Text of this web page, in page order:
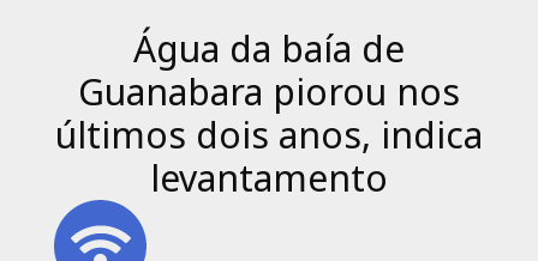
Água da baía de
Guanabara piorou nos
últimos dois anos, indica
levantamento